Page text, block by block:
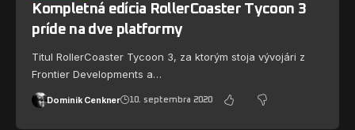
Kompletná edícia RollerCoaster Tycoon 3
príde na dve platformy
Titul RollerCoaster Tycoon 3, za ktorým stoja vývojári z
Frontier Developments a…
Dominik Cenkner 10. septembra 2020